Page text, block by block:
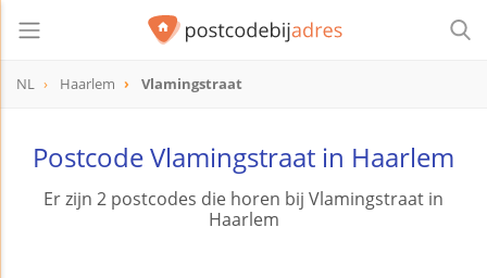
NL Haarlem Vlamingstraat
Postcode Vlamingstraat in Haarlem
Er zijn 2 postcodes die horen bij Vlamingstraat in
Haarlem